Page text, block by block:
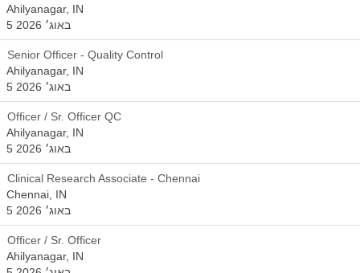
Ahilyanagar, IN
5 באוג׳ 2026
Senior Officer - Quality Control
Ahilyanagar, IN
5 באוג׳ 2026
Officer / Sr. Officer QC
Ahilyanagar, IN
5 באוג׳ 2026
Clinical Research Associate - Chennai
Chennai, IN
5 באוג׳ 2026
Officer / Sr. Officer
Ahilyanagar, IN